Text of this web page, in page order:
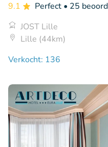
9.1 Perfect • 25
JOST Lille
Lille (44km)
Verkocht: 136